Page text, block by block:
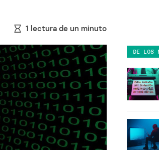
1 lectura de un minuto
DE LOS